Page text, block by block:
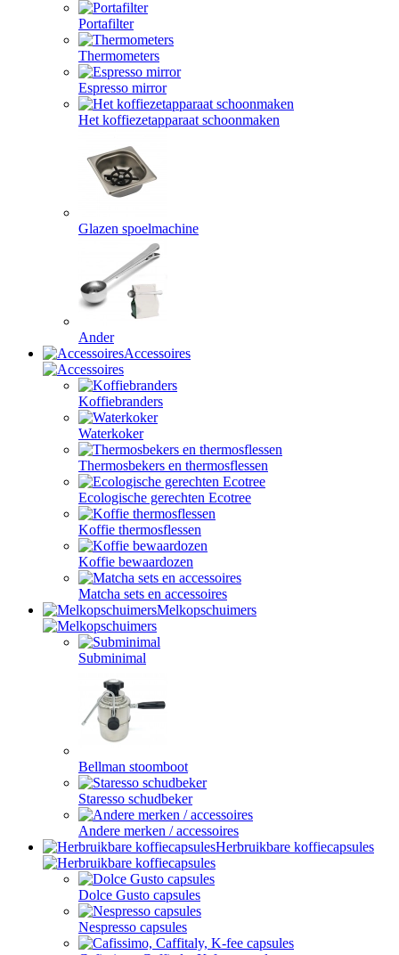
Portafilter
Thermometers
Espresso mirror
Het koffiezetapparaat schoonmaken
Glazen spoelmachine
Ander
Accessoires
Koffiebranders
Waterkoker
Thermosbekers en thermosflessen
Ecologische gerechten Ecotree
Koffie thermosflessen
Koffie bewaardozen
Matcha sets en accessoires
Melkopschuimers
Subminimal
Bellman stoomboot
Staresso schudbeker
Andere merken / accessoires
Herbruikbare koffiecapsules
Dolce Gusto capsules
Nespresso capsules